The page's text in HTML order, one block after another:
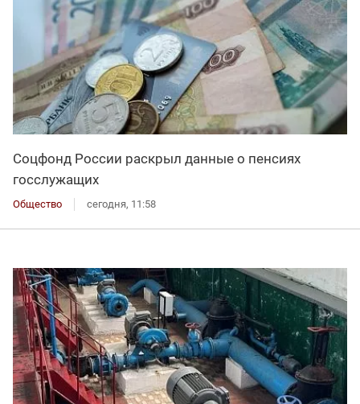
Соцфонд России раскрыл данные о пенсиях
госслужащих
Общество сегодня, 11:58